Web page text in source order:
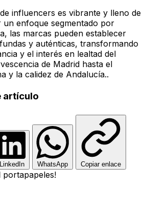
influencers es vibrante y lleno de
un enfoque segmentado por
las marcas pueden establecer
y auténticas, transformando
y el interés en lealtad del
de Madrid hasta el
y la calidez de Andalucía..
artículo
LinkedIn WhatsApp Copiar enlace
portapapeles!